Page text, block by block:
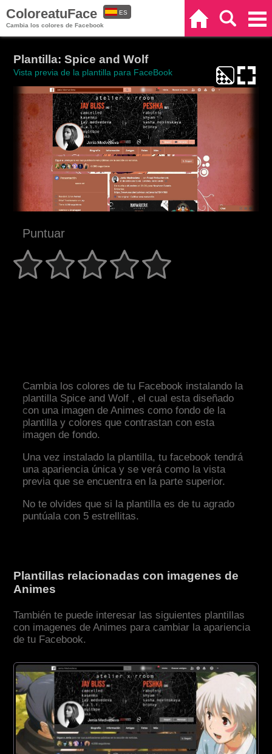
ColoreatuFace
Cambia los colores de Facebook
ES
Plantilla: Spice and Wolf
Vista previa de la plantilla para FaceBook
Puntuar
Cambia los colores de tu Facebook instalando la
plantilla Spice and Wolf , el cual esta diseñado
con una imagen de Animes como fondo de la
plantilla y colores que contrastan con esta
imagen de fondo.
Una vez instalado la plantilla, tu facebook tendrá
una apariencia única y se verá como la vista
previa que se encuentra en la parte superior.
No te olvides que si la plantilla es de tu agrado
puntúala con 5 estrellitas.
Plantillas relacionadas con imagenes de
Animes
También te puede interesar las siguientes plantillas
con imagenes de Animes para cambiar la apariencia
de tu Facebook.